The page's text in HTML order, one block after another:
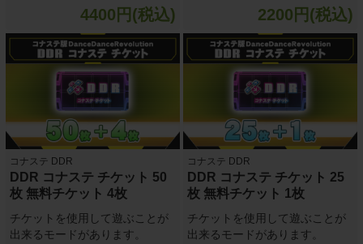
4400円(税込) 2200円(税込)
コナステ DDR
DDR コナステ チケット 50
枚 無料チケット 4枚
チケットを使用して遊ぶことが
出来るモードがあります。
コナステ DDR
DDR コナステ チケット 25
枚 無料チケット 1枚
チケットを使用して遊ぶことが
出来るモードがあります。